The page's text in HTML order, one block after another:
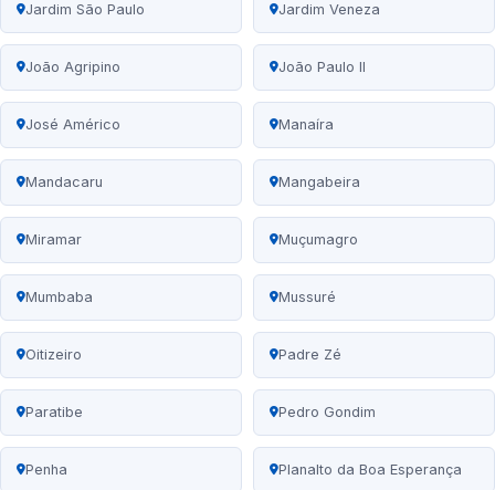
Jardim São Paulo Jardim Veneza
João Agripino João Paulo II
José Américo Manaíra
Mandacaru Mangabeira
Miramar Muçumagro
Mumbaba Mussuré
Oitizeiro Padre Zé
Paratibe Pedro Gondim
Penha Planalto da Boa Esperança